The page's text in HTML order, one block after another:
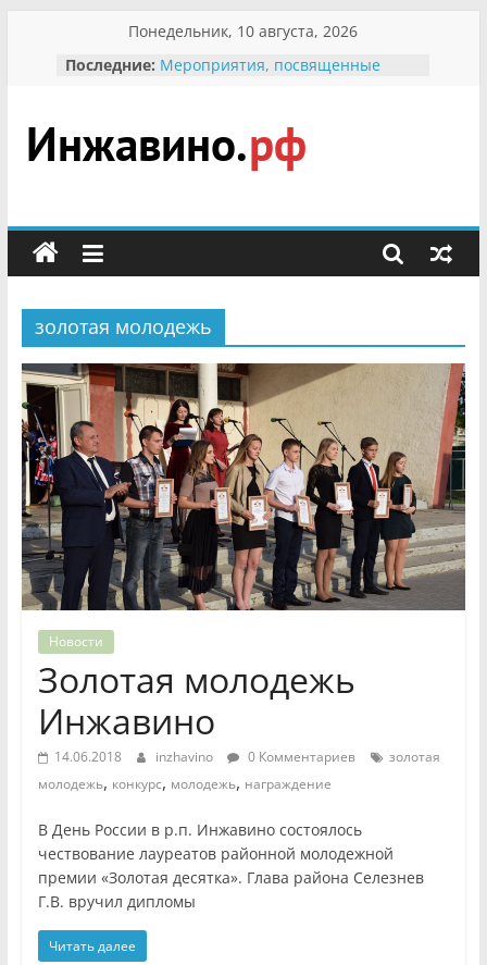
содержимому
Понедельник, 10 августа, 2026
Последние: Мероприятия, посвященные
гражданин Инжавинского округа»
участнице Великой
Отечественной, фронтовичке
Безопасность в сети Интернет
мероприятии «Сохраним
первоцветы!»
В вольере Воронинского
заповедника родились крапчатые
суслики
Инжавино.рф
сельский
портал
золотая молодежь
Новости
Золотая молодежь
Инжавино
14.06.2018 inzhavino 0 Комментариев
золотая
молодежь, конкурс, молодежь, награждение
В День России в р.п. Инжавино состоялось
чествование лауреатов районной молодежной
премии «Золотая десятка». Глава района Селезнев
Г.В. вручил дипломы
Читать далее